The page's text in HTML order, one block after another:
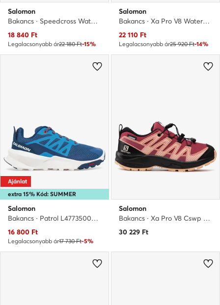
Salomon
Bakancs · Speedcross Waterproof L47733700 · Fekete
Aktuális ár
18 840 Ft
Legalacsonyabb ár22 180 Ft-15%
Salomon
Bakancs · Xa Pro V8 Waterproof L47729600 · Kék
Aktuális ár
22 110 Ft
Legalacsonyabb ár25 920 Ft-14%
extra 15% Kód: SUMMER
Ajánlat
Salomon
Bakancs · Patrol L47735000 · Kék
Aktuális ár
16 800 Ft
Legalacsonyabb ár17 730 Ft-5%
Salomon
Bakancs · Xa Pro V8 Cswp J 416144 09 W0 · Rózsaszín
30 229 Ft